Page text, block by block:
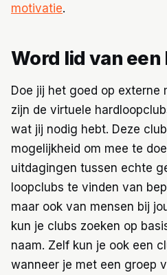
motivatie.
Word lid van
Doe jij het goed op externe
zijn de virtuele
wat jij nodig hebt. Deze
mogelijkheid om mee te
uitdagingen tussen echte
loopclubs te vinden van
maar ook van mensen bij
kun je clubs zoeken op
naam. Zelf kun je ook een
wanneer je met een groep